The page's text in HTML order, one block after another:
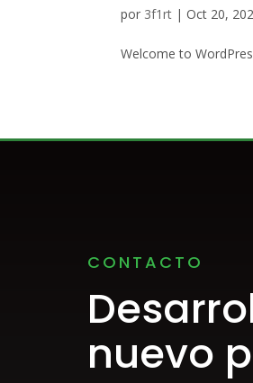
por 3f1rt |Oct 20,
Welcome to
CONTACTO
nuevo